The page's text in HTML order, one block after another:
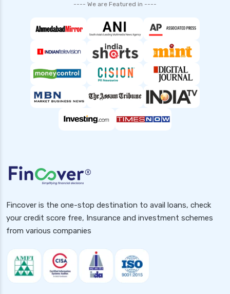
---- We are Featured in ----
Fincover is the one-stop destination to avail loans, check
your credit score free, Insurance and investment schemes
from various companies